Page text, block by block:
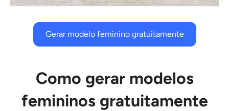
Gerar modelo feminino gratuitamente
Como gerar modelos
femininos gratuitamente